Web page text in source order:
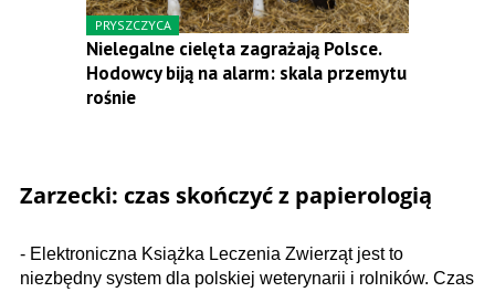
PRYSZCZYCA
Nielegalne cielęta zagrażają Polsce.
Hodowcy biją na alarm: skala przemytu
rośnie
Zarzecki: czas skończyć z papierologią
- Elektroniczna Książka Leczenia Zwierząt jest to
niezbędny system dla polskiej weterynarii i rolników. Czas